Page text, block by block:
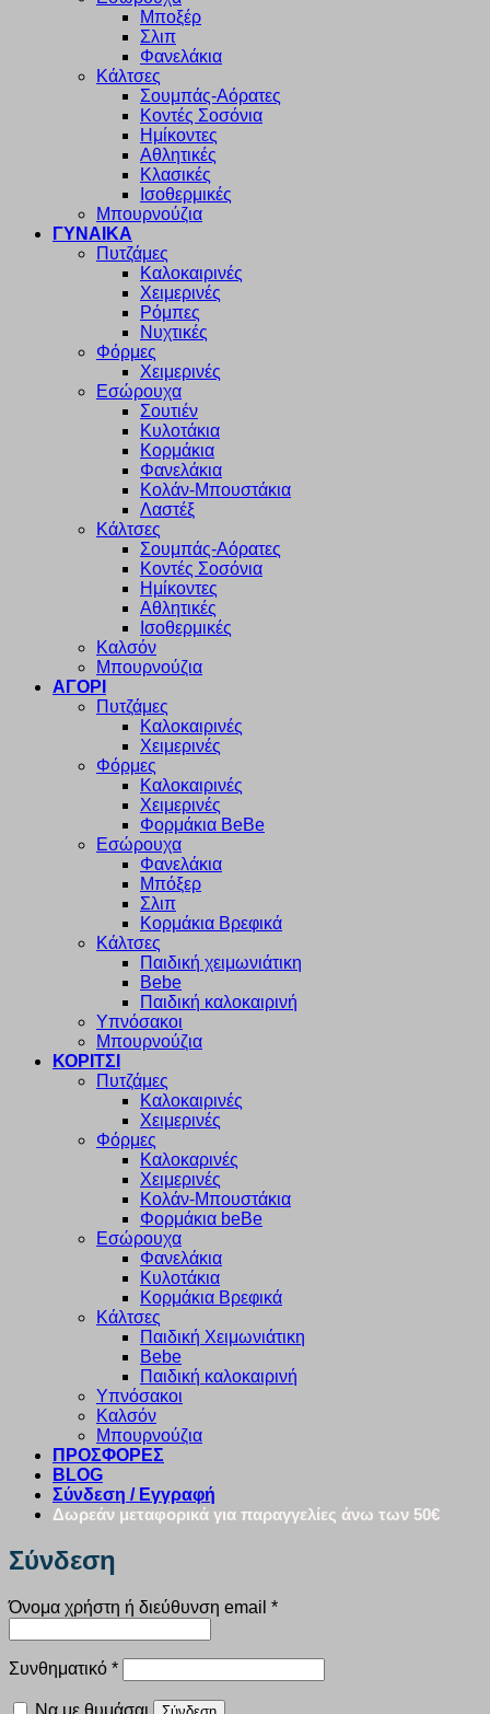
Μποξέρ
Σλιπ
Φανελάκια
Κάλτσες
Σουμπάς-Αόρατες
Κοντές Σοσόνια
Ημίκοντες
Αθλητικές
Κλασικές
Ισοθερμικές
Μπουρνούζια
ΓΥΝΑΙΚΑ
Πυτζάμες
Καλοκαιρινές
Χειμερινές
Ρόμπες
Νυχτικές
Φόρμες
Χειμερινές
Εσώρουχα
Σουτιέν
Κυλοτάκια
Κορμάκια
Φανελάκια
Κολάν-Μπουστάκια
Λαστέξ
Κάλτσες
Σουμπάς-Αόρατες
Κοντές Σοσόνια
Ημίκοντες
Αθλητικές
Ισοθερμικές
Καλσόν
Μπουρνούζια
ΑΓΟΡΙ
Πυτζάμες
Καλοκαιρινές
Χειμερινές
Φόρμες
Καλοκαιρινές
Χειμερινές
Φορμάκια BeBe
Εσώρουχα
Φανελάκια
Μπόξερ
Σλιπ
Κορμάκια Βρεφικά
Κάλτσες
Παιδική χειμωνιάτικη
Bebe
Παιδική καλοκαιρινή
Υπνόσακοι
Μπουρνούζια
ΚΟΡΙΤΣΙ
Πυτζάμες
Καλοκαιρινές
Χειμερινές
Φόρμες
Καλοκαρινές
Χειμερινές
Κολάν-Μπουστάκια
Φορμάκια beBe
Εσώρουχα
Φανελάκια
Κυλοτάκια
Κορμάκια Βρεφικά
Κάλτσες
Παιδική Χειμωνιάτικη
Bebe
Παιδική καλοκαιρινή
Υπνόσακοι
Καλσόν
Μπουρνούζια
ΠΡΟΣΦΟΡΕΣ
BLOG
Σύνδεση / Εγγραφή
Δωρεάν μεταφορικά για παραγγελίες άνω των 50€
Σύνδεση
Όνομα χρήστη ή διεύθυνση email *Απαιτείται
Συνθηματικό *Απαιτείται
Να με θυμάσαι